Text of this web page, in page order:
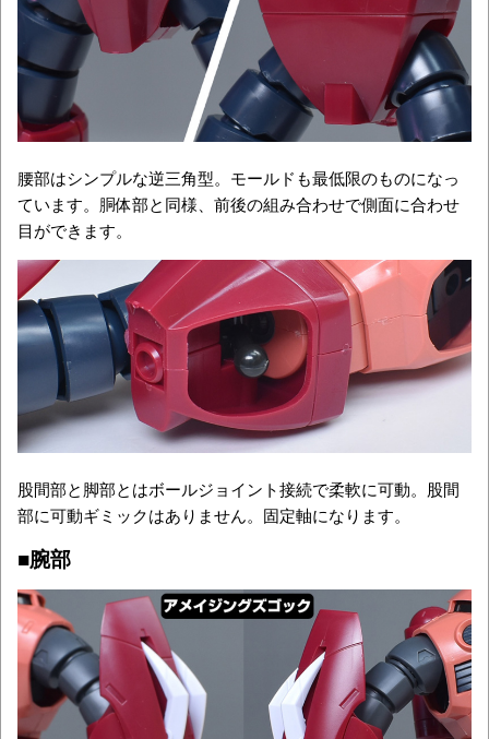
腰部はシンプルな逆三角型。モールドも最低限のものになっ
ています。胴体部と同様、前後の組み合わせで側面に合わせ
目ができます。
股間部と脚部とはボールジョイント接続で柔軟に可動。股間
部に可動ギミックはありません。固定軸になります。
■腕部